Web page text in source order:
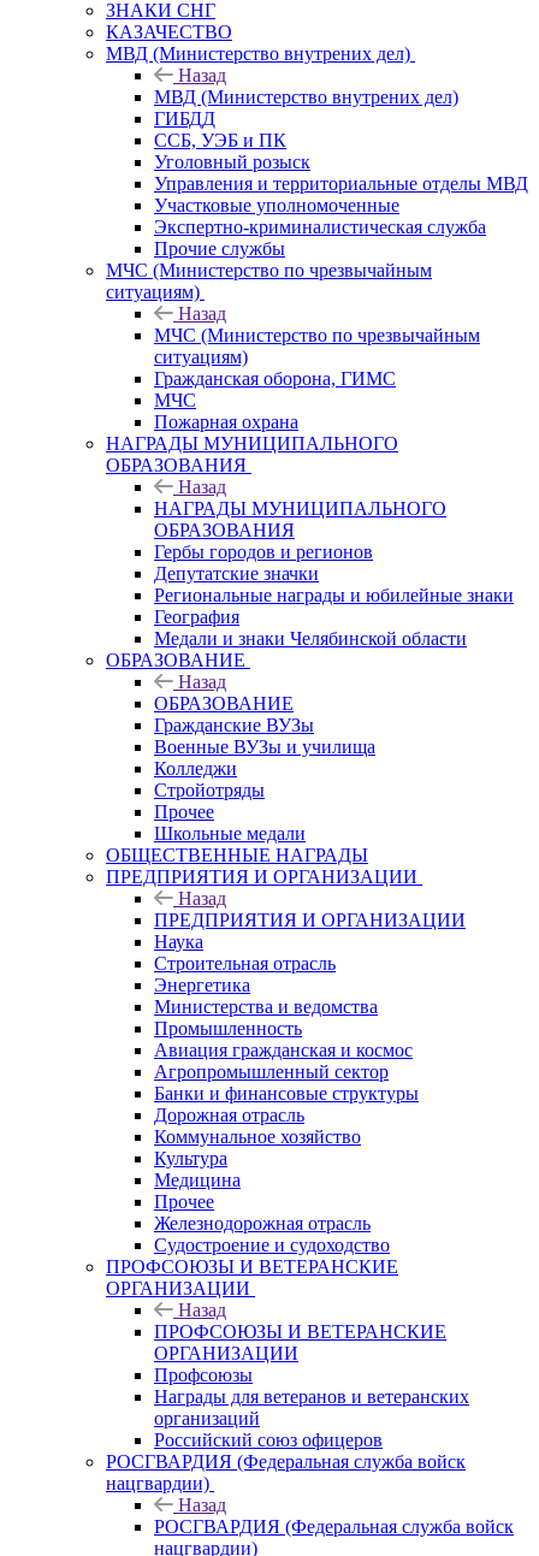
ЗНАКИ СНГ
КАЗАЧЕСТВО
МВД (Министерство внутрених дел)
Назад
МВД (Министерство внутрених дел)
ГИБДД
ССБ, УЭБ и ПК
Уголовный розыск
Управления и территориальные отделы МВД
Участковые уполномоченные
Экспертно-криминалистическая служба
Прочие службы
МЧС (Министерство по чрезвычайным
ситуациям)
Назад
МЧС (Министерство по чрезвычайным
ситуациям)
Гражданская оборона, ГИМС
МЧС
Пожарная охрана
НАГРАДЫ МУНИЦИПАЛЬНОГО
ОБРАЗОВАНИЯ
Назад
НАГРАДЫ МУНИЦИПАЛЬНОГО
ОБРАЗОВАНИЯ
Гербы городов и регионов
Депутатские значки
Региональные награды и юбилейные знаки
География
Медали и знаки Челябинской области
ОБРАЗОВАНИЕ
Назад
ОБРАЗОВАНИЕ
Гражданские ВУЗы
Военные ВУЗы и училища
Колледжи
Стройотряды
Прочее
Школьные медали
ОБЩЕСТВЕННЫЕ НАГРАДЫ
ПРЕДПРИЯТИЯ И ОРГАНИЗАЦИИ
Назад
ПРЕДПРИЯТИЯ И ОРГАНИЗАЦИИ
Наука
Строительная отрасль
Энергетика
Министерства и ведомства
Промышленность
Авиация гражданская и космос
Агропромышленный сектор
Банки и финансовые структуры
Дорожная отрасль
Коммунальное хозяйство
Культура
Медицина
Прочее
Железнодорожная отрасль
Судостроение и судоходство
ПРОФСОЮЗЫ И ВЕТЕРАНСКИЕ
ОРГАНИЗАЦИИ
Назад
ПРОФСОЮЗЫ И ВЕТЕРАНСКИЕ
ОРГАНИЗАЦИИ
Профсоюзы
Награды для ветеранов и ветеранских
организаций
Российский союз офицеров
РОСГВАРДИЯ (Федеральная служба войск
нацгвардии)
Назад
РОСГВАРДИЯ (Федеральная служба войск
нацгвардии)